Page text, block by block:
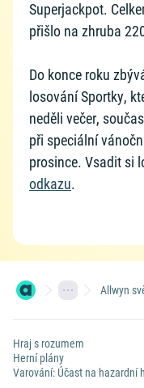
Superjackpot.
přišlo na zhruba
Do konce roku
losování Sportky,
neděli večer,
při speciální
prosince. Vsadit si
odkazu.
Allwyn
Hraj s rozumem
Herní plány
Varování: Účast na hazardní